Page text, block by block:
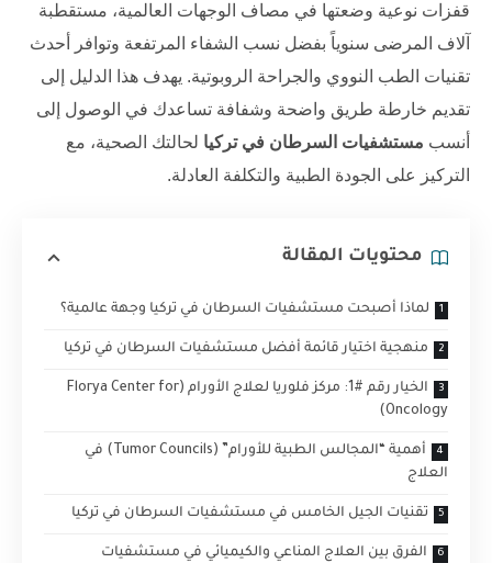
قفزات نوعية وضعتها في مصاف الوجهات العالمية، مستقطبة
آلاف المرضى سنوياً بفضل نسب الشفاء المرتفعة وتوافر أحدث
تقنيات الطب النووي والجراحة الروبوتية. يهدف هذا الدليل إلى
تقديم خارطة طريق واضحة وشفافة تساعدك في الوصول إلى
أنسب مستشفيات السرطان في تركيا لحالتك الصحية، مع
التركيز على الجودة الطبية والتكلفة العادلة.
محتويات المقالة
لماذا أصبحت مستشفيات السرطان في تركيا وجهة عالمية؟
منهجية اختيار قائمة أفضل مستشفيات السرطان في تركيا
الخيار رقم #1: مركز فلوريا لعلاج الأورام (Florya Center for
Oncology)
أهمية “المجالس الطبية للأورام” (Tumor Councils) في
العلاج
تقنيات الجيل الخامس في مستشفيات السرطان في تركيا
الفرق بين العلاج المناعي والكيميائي في مستشفيات